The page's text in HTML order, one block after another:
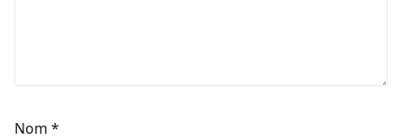
Nom *